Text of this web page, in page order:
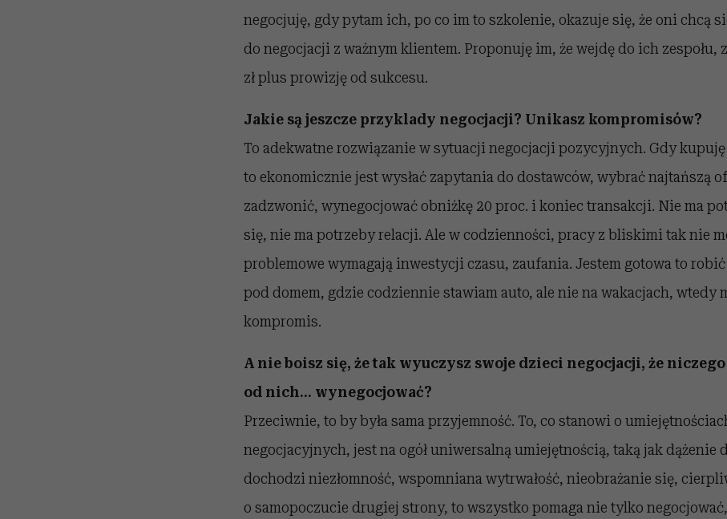
negocjuję, gdy pytam ich, po co im to szkolenie, okazuje się, że oni chcą
do negocjacji z ważnym klientem. Proponuję im, że wejdę do ich zespołu,
zł plus prowizję od sukcesu.
Jakie są jeszcze przyklady negocjacji? Unikasz kompromisów?
To adekwatne rozwiązanie w sytuacji negocjacji pozycyjnych. Gdy
to ekonomicznie jest wysłać zapytania do dostawców, wybrać najtańszą
zadzwonić, wynegocjować obniżkę 20 proc. i koniec transakcji. Nie ma
się, nie ma potrzeby relacji. Ale w codzienności, pracy z bliskimi tak nie
problemowe wymagają inwestycji czasu, zaufania. Jestem gotowa to
pod domem, gdzie codziennie stawiam auto, ale nie na wakacjach, wtedy
kompromis.
A nie boisz się, że tak wyuczysz swoje dzieci negocjacji, że
od nich... wynegocjować?
Przeciwnie, to by była sama przyjemność. To, co stanowi o
negocjacyjnych, jest na ogół uniwersalną umiejętnością, taką jak dążenie
dochodzi niezłomność, wspomniana wytrwałość, nieobrażanie się,
o samopoczucie drugiej strony, to wszystko pomaga nie tylko